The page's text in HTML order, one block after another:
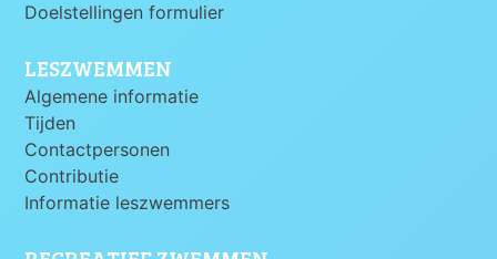
Doelstellingen formulier
LESZWEMMEN
Algemene informatie
Tijden
Contactpersonen
Contributie
Informatie leszwemmers